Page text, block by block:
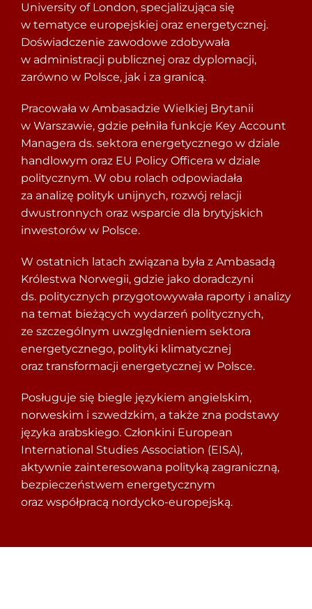
University of London, specjalizująca się
w tematyce europejskiej oraz energetycznej.
Doświadczenie zawodowe zdobywała
w administracji publicznej oraz dyplomacji,
zarówno w Polsce, jak i za granicą.
Pracowała w Ambasadzie Wielkiej Brytanii
w Warszawie, gdzie pełniła funkcje Key Account
Managera ds. sektora energetycznego w dziale
handlowym oraz EU Policy Officera w dziale
politycznym. W obu rolach odpowiadała
za analizę polityk unijnych, rozwój relacji
dwustronnych oraz wsparcie dla brytyjskich
inwestorów w Polsce.
W ostatnich latach związana była z Ambasadą
Królestwa Norwegii, gdzie jako doradczyni
ds. politycznych przygotowywała raporty i analizy
na temat bieżących wydarzeń politycznych,
ze szczególnym uwzględnieniem sektora
energetycznego, polityki klimatycznej
oraz transformacji energetycznej w Polsce.
Posługuje się biegle językiem angielskim,
norweskim i szwedzkim, a także zna podstawy
języka arabskiego. Członkini European
International Studies Association (EISA),
aktywnie zainteresowana polityką zagraniczną,
bezpieczeństwem energetycznym
oraz współpracą nordycko-europejską.